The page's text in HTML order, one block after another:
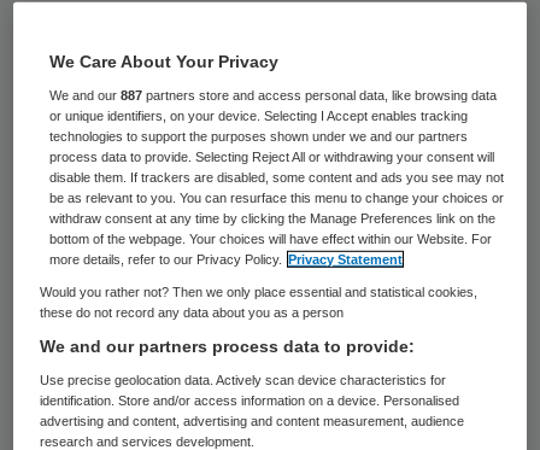
samenwerkingsverband van KWF
Kankerbestrijding, de Hartstichting, het
Longfonds en andere publieke en private
organisaties die zich inzetten om jongeren
rookvrij te laten opgroeien. De hoofdstad is
naar eigen zeggen de eerste gemeente in
Nederland die zich aansluit bij deze alliantie,
liet het stadsbestuur woensdag weten.
Als partner van de alliantie kan Amsterdam
gebruikmaken van ondersteuning, kennis en
expertise voor het
We Care About Your Privacy
We and our887 partners store and access personal data, like browsing data
or unique identifiers, on your device. Selecting I Accept enables tracking
technologies to support the purposes shown under we and our partners
process data to provide. Selecting Reject All or withdrawing your consent will
disable them. If trackers are disabled, some content and ads you see may not
be as relevant to you. You can resurface this menu to change your choices or
withdraw consent at any time by clicking the Manage Preferences link on the
bottom of the webpage. Your choices will have effect within our Website. For
more details, refer to our Privacy Policy.
Privacy Statement
Would you rather not? Then we only place essential and statistical cookies,
these do not record any data about you as a person
We and our partners process data to provide:
Use precise geolocation data. Actively scan device characteristics for
identification. Store and/or access information on a device. Personalised
advertising and content, advertising and content measurement, audience
research and services development.